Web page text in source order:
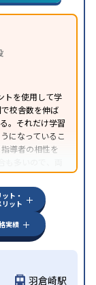
トを使用して学
校舎数を伸ば
。それだけ学習
になっているこ
導者の相性を
多いので、両
ット・
リット
実績
羽倉崎駅